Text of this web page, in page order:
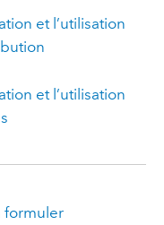
et l’utilisation
et l’utilisation
formuler